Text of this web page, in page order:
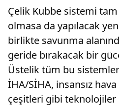
Çelik Kubbe sistemi
olmasa da yapılacak
birlikte savunma
geride bırakacak bir
Üstelik tüm bu
İHA/SİHA, insansız
çeşitleri gibi teknolojiler